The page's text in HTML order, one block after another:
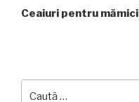
următor
Ceaiuri pentru